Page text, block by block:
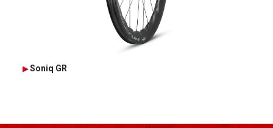
Soniq GR